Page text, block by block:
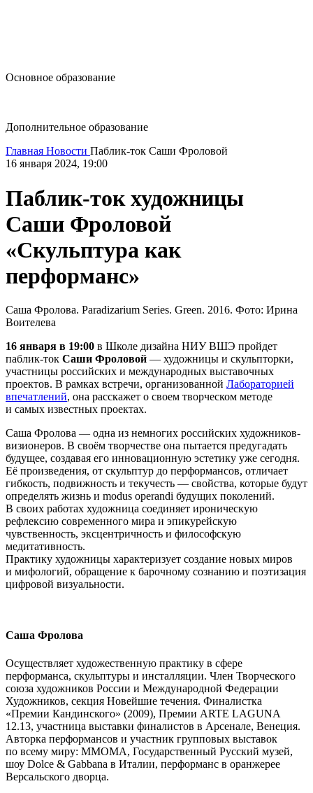
Основное образование
Дополнительное образование
Главная Новости Паблик-ток Саши Фроловой
16 января 2024, 19:00
Паблик-ток художницы
Саши Фроловой
«Скульптура как
перформанс»
Саша Фролова. Paradizarium Series. Green. 2016. Фото: Ирина
Воителева
16 января в 19:00 в Школе дизайна НИУ ВШЭ пройдет
паблик-ток Саши Фроловой — художницы и скульпторки,
участницы российских и международных выставочных
проектов. В рамках встречи, организованной Лабораторией
впечатлений, она расскажет о своем творческом методе
и самых известных проектах.
Саша Фролова — одна из немногих российских художников-
визионеров. В своём творчестве она пытается предугадать
будущее, создавая его инновационную эстетику уже сегодня.
Её произведения, от скульптур до перформансов, отличает
гибкость, подвижность и текучесть — свойства, которые будут
определять жизнь и modus operandi будущих поколений.
В своих работах художница соединяет ироническую
рефлексию современного мира и эпикурейскую
чувственность, эксцентричность и философскую
медитативность.
Практику художницы характеризует создание новых миров
и мифологий, обращение к барочному сознанию и поэтизация
цифровой визуальности.
Саша Фролова
Осуществляет художественную практику в сфере
перформанса, скульптуры и инсталляции. Член Творческого
союза художников России и Международной Федерации
Художников, секция Новейшие течения. Финалистка
«Премии Кандинского» (2009), Премии ARTE LAGUNA
12.13, участница выставки финалистов в Арсенале, Венеция.
Авторка перформансов и участник групповых выставок
по всему миру: MМОМА, Государственный Русский музей,
шоу Dolce & Gabbana в Италии, перформанс в оранжерее
Версальского дворца.